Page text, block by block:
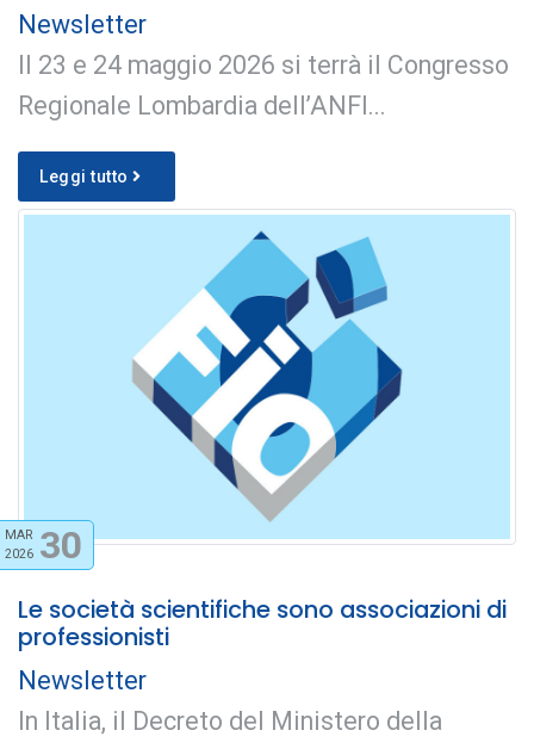
Newsletter
Il 23 e 24 maggio 2026 si terrà il Congresso
Regionale Lombardia dell’ANFI...
Leggi tutto
MAR
2026 30
Le società scientifiche sono associazioni di
professionisti
Newsletter
In Italia, il Decreto del Ministero della